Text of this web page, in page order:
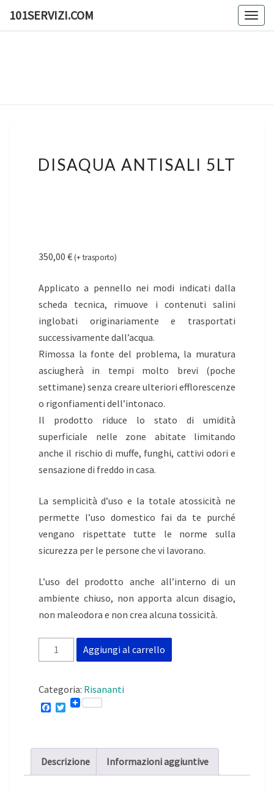
101SERVIZI.COM
ANTISALI
DISAQUA ANTISALI 5LT
350,00 €(+ trasporto)
Applicato a pennello nei modi indicati dalla
scheda tecnica, rimuove i contenuti salini
inglobati originariamente e trasportati
successivamente dall’acqua.
Rimossa la fonte del problema, la muratura
asciugherà in tempi molto brevi (poche
settimane) senza creare ulteriori efflorescenze
o rigonfiamenti dell’intonaco.
Il prodotto riduce lo stato di umidità
superficiale nelle zone abitate limitando
anche il rischio di muffe, funghi, cattivi odori e
sensazione di freddo in casa.
La semplicità d’uso e la totale atossicità ne
permette l’uso domestico fai da te purché
vengano rispettate tutte le norme sulla
sicurezza per le persone che vi lavorano.
L’uso del prodotto anche all’interno di un
ambiente chiuso, non apporta alcun disagio,
non maleodora e non crea alcuna tossicità.
disAqua
Antisali
quantità
Aggiungi al carrello
Categoria: Risananti
b
o
o
k
T
t
e
r
Descrizione Informazioni aggiuntive